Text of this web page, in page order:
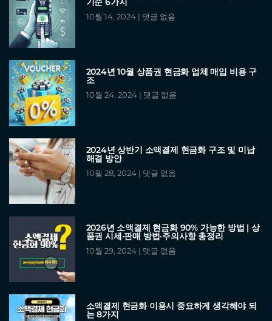
10월 14, 2024 댓글 없음
2024년 10월 상품권 현금화 업체 매입 비용 구
조
10월 24, 2024 댓글 없음
2024년 상반기 소액결제 현금화 구조 및 미납
해결 방안
10월 28, 2024 댓글 없음
2026년 소액결제 현금화 90% 가능한 방법 | 상
품권 시세·판매 방법·주의사항 총정리
10월 29, 2024 댓글 없음
소액결제 현금화 이용시 중요하게 생각해야 되
는 8가지